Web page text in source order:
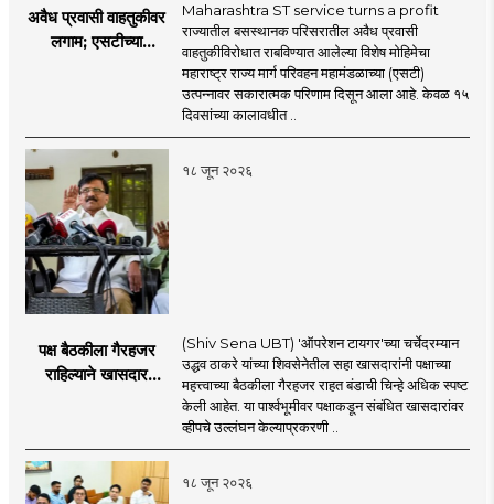
अवैध प्रवासी वाहतुकीवर
लगाम; एसटीच्या
Maharashtra ST service turns a profit
राज्यातील बसस्थानक परिसरातील अवैध प्रवासी
वाहतुकीविरोधात राबविण्यात आलेल्या विशेष मोहिमेचा
महाराष्ट्र राज्य मार्ग परिवहन महामंडळाच्या (एसटी)
उत्पन्नावर सकारात्मक परिणाम दिसून आला आहे. केवळ १५
दिवसांच्या कालावधीत ..
१८ जून २०२६
पक्ष बैठकीला गैरहजर
राहिल्याने खासदार
काय सांगतो?
(Shiv Sena UBT) 'ऑपरेशन टायगर'च्या चर्चेदरम्यान
उद्धव ठाकरे यांच्या शिवसेनेतील सहा खासदारांनी पक्षाच्या
महत्त्वाच्या बैठकीला गैरहजर राहत बंडाची चिन्हे अधिक स्पष्ट
केली आहेत. या पार्श्वभूमीवर पक्षाकडून संबंधित खासदारांवर
व्हीपचे उल्लंघन केल्याप्रकरणी ..
१८ जून २०२६